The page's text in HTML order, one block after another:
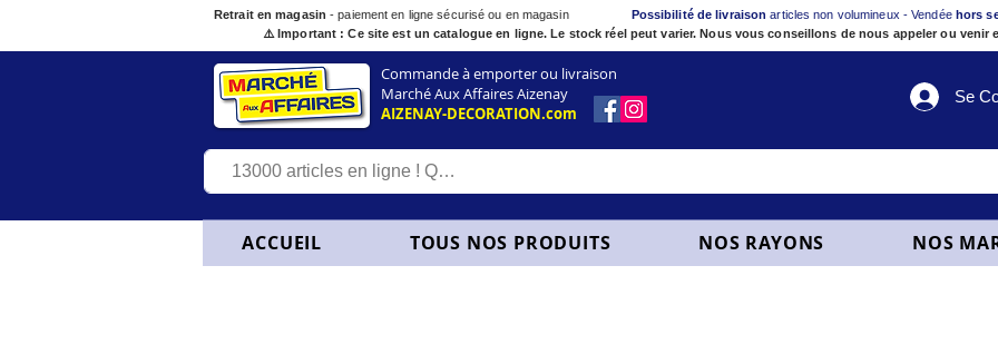
Retrait en magasin - paiement en ligne sécurisé ou en magasin Possibilité de livraisonarticles non volumineux - Vendée hors
⚠️ Important : Ce site est un catalogue en ligne. Le stock réel peut varier. Nous vous conseillons de nous appeler ou
Commande à emporter ou livraison
Marché Aux Affaires Aizenay
AIZENAY-DECORATION.com
Se
ACCUEIL TOUS NOS PRODUITS NOS RAYONS NOS